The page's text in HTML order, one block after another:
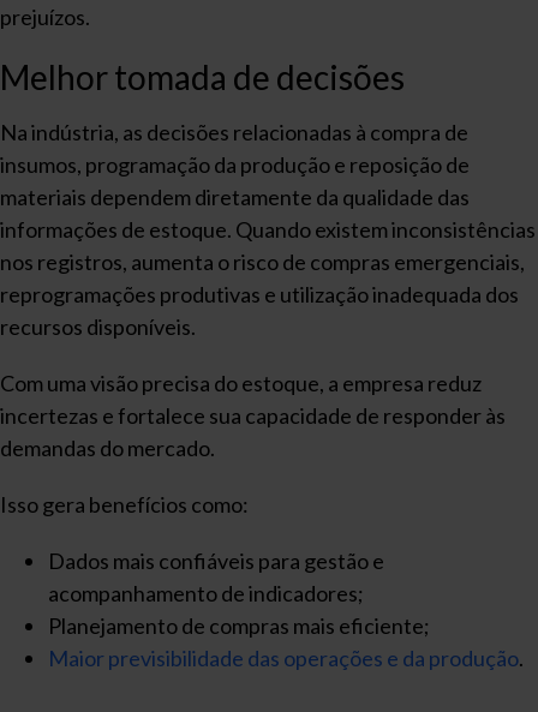
prejuízos.
Melhor tomada de decisões
Na indústria, as decisões relacionadas à compra de
insumos, programação da produção e reposição de
materiais dependem diretamente da qualidade das
informações de estoque. Quando existem inconsistências
nos registros, aumenta o risco de compras emergenciais,
reprogramações produtivas e utilização inadequada dos
recursos disponíveis.
Com uma visão precisa do estoque, a empresa reduz
incertezas e fortalece sua capacidade de responder às
demandas do mercado.
Isso gera benefícios como:
Dados mais confiáveis para gestão e
acompanhamento de indicadores;
Planejamento de compras mais eficiente;
Maior previsibilidade das operações e da produção.